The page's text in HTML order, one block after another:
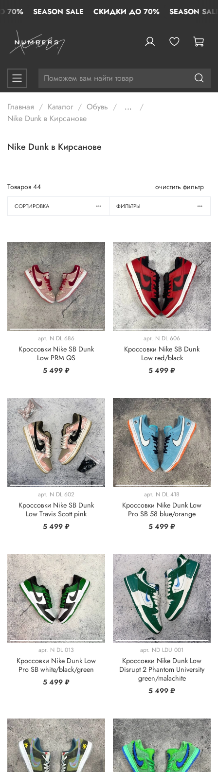
SEASON SALE СКИДКИ ДО 70% SEASON SALE
Главная Каталог Обувь
...
Nike Dunk в Кирсанове
Nike Dunk в Кирсанове
Товаров 44 очистить фильтр
СОРТИРОВКА ФИЛЬТРЫ
арт. N DL 686
Кроссовки Nike SB Dunk
Low PRM QS
5 499 ₽
арт. N DL 606
Кроссовки Nike SB Dunk
Low red/black
5 499 ₽
арт. N DL 602
Кроссовки Nike SB Dunk
Low Travis Scott pink
5 499 ₽
арт. N DL 418
Кроссовки Nike Dunk Low
Pro SB 58 blue/orange
5 499 ₽
арт. N DL 013
Кроссовки Nike Dunk Low
Pro SB white/black/green
5 499 ₽
арт. ND LDU 001
Кроссовки Nike Dunk Low
Disrupt 2 Phantom University
green/malachite
5 499 ₽